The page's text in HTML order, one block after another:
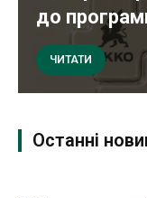
до
ЧИТАТИ
Останні